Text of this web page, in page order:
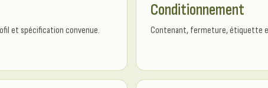
et spécification convenue.
Conditionnement
Contenant, fermeture, étiquette